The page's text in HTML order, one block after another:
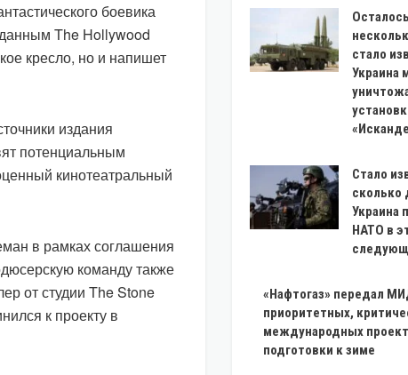
боевика
The Hollywood
кресло, но и напишет
издания
потенциальным
кинотеатральный
в рамках соглашения
команду также
от студии The Stone
к проекту в
стало
Украина
Стало
сколько
Украина
НАТО в
«Нафтогаз» передал
приоритетных,
международных
подготовки к зиме